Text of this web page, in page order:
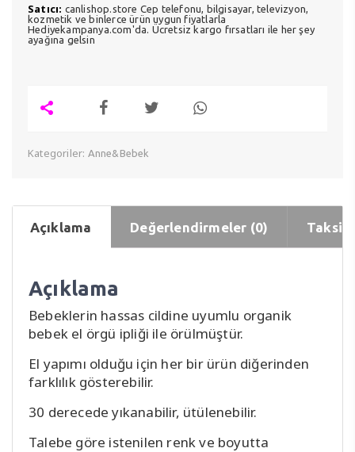
Satıcı: canlishop.store Cep telefonu, bilgisayar, televizyon,
kozmetik ve binlerce ürün uygun fiyatlarla
Hediyekampanya.com'da. Ücretsiz kargo fırsatları ile her şey
ayağına gelsin
Kategoriler: Anne&Bebek
Açıklama Değerlendirmeler (0) Taksit
Açıklama
Bebeklerin hassas cildine uyumlu organik
bebek el örgü ipliği ile örülmüştür.
El yapımı olduğu için her bir ürün diğerinden
farklılık gösterebilir.
30 derecede yıkanabilir, ütülenebilir.
Talebe göre istenilen renk ve boyutta